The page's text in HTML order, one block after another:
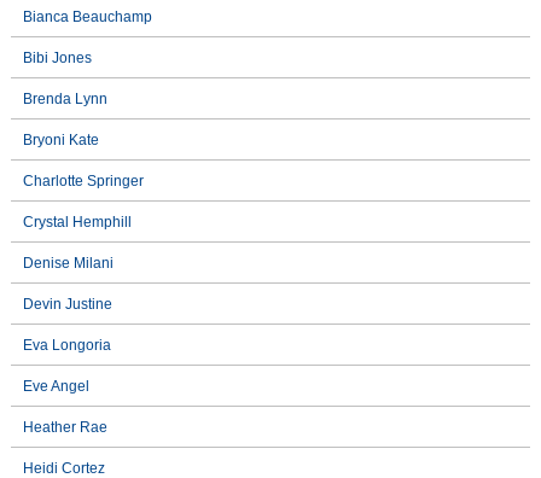
Bianca Beauchamp
Bibi Jones
Brenda Lynn
Bryoni Kate
Charlotte Springer
Crystal Hemphill
Denise Milani
Devin Justine
Eva Longoria
Eve Angel
Heather Rae
Heidi Cortez